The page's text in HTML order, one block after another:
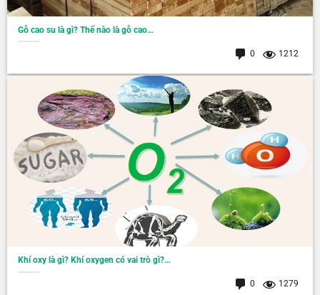
Gỗ cao su là gì? Thế nào là gỗ cao…
0 1212
Khí oxy là gì? Khí oxygen có vai trò gì?…
0 1279